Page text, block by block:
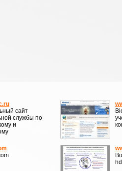
сайт
службы по
и